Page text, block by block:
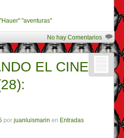
"aventuras"
No hay Comentarios
EL CINE
por juanluismarin en Entradas